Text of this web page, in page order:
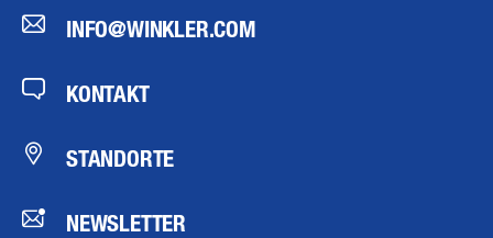
INFO@WINKLER.COM
KONTAKT
STANDORTE
NEWSLETTER